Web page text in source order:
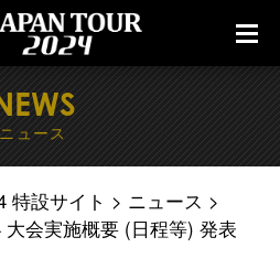
ニュース
特設サイト
ニュース
大会実施概要 (日程等) 発表